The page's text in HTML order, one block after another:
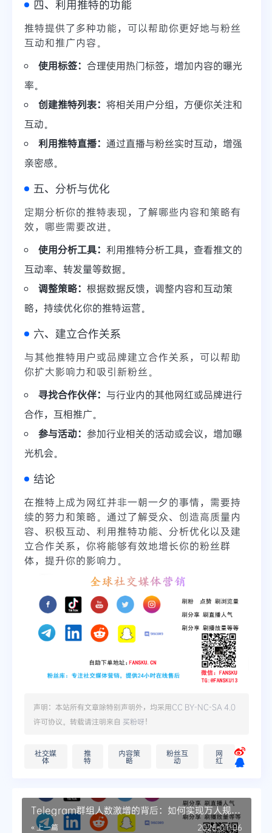
四、利用推特的功能
推特提供了多种功能，可以帮助你更好地与粉丝
互动和推广内容。
使用标签： 合理使用热门标签，增加内容的曝光
率。
创建推特列表： 将相关用户分组，方便你关注和
互动。
利用推特直播： 通过直播与粉丝实时互动，增强
亲密感。
五、分析与优化
定期分析你的推特表现，了解哪些内容和策略有
效，哪些需要改进。
使用分析工具： 利用推特分析工具，查看推文的
互动率、转发量等数据。
调整策略： 根据数据反馈，调整内容和互动策
略，持续优化你的推特运营。
六、建立合作关系
与其他推特用户或品牌建立合作关系，可以帮助
你扩大影响力和吸引新粉丝。
寻找合作伙伴： 与行业内的其他网红或品牌进行
合作，互相推广。
参与活动： 参加行业相关的活动或会议，增加曝
光机会。
结论
在推特上成为网红并非一朝一夕的事情，需要持
续的努力和策略。通过了解受众、创造高质量内
容、积极互动、利用推特功能、分析优化以及建
立合作关系，你将能够有效地增长你的粉丝群
体，提升你的影响力。
声明：本站所有文章除特别声明外，均采用CC BY-NC-SA 4.0
许可协议。转载请注明来自 买粉呀！
社交媒
体
推
特
内容策
略
粉丝互
动
网
红
Telegram群组人数激增的背后：如何实现万人规模
的分享经验
« 上一篇 2025-01-06